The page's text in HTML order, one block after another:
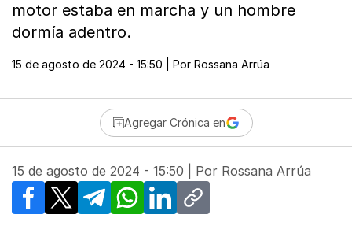
motor estaba en marcha y un hombre
dormía adentro.
15 de agosto de 2024 - 15:50 | Por Rossana Arrúa
Agregar Crónica en
15 de agosto de 2024 - 15:50 | Por Rossana Arrúa
Facebook
X TelegramWhatsApp
LinkedInCopy link